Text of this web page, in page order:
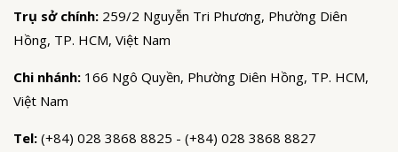
Trụ sở chính: 259/2 Nguyễn Tri Phương, Phường Diên
Hồng, TP. HCM, Việt Nam
Chi nhánh: 166 Ngô Quyền, Phường Diên Hồng, TP. HCM,
Việt Nam
Tel: (+84) 028 3868 8825 - (+84) 028 3868 8827